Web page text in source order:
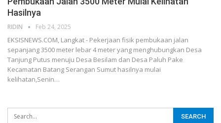
Hasilnya
RIDIN Feb 24, 2025
EKSISNEWS.COM, Langkat - Pekerjaan fisik pembukaan jalan
sepanjang 3500 meter lebar 4 meter yang menghubungkan Desa
Tanjung Putus menuju Desa Besilam dan Desa Paluh Pake
Kecamatan Batang Serangan Sumut hasilnya mulai
kelihatan,Senin…